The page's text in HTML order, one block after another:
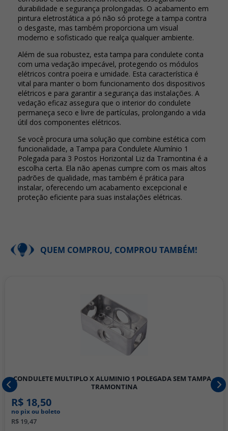
durabilidade e segurança prolongadas. O acabamento em
pintura eletrostática a pó não só protege a tampa contra
o desgaste, mas também proporciona um visual
moderno e sofisticado que realça qualquer ambiente.
Além de sua robustez, esta tampa para condulete conta
com uma vedação impecável, protegendo os módulos
elétricos contra poeira e umidade. Esta característica é
vital para manter o bom funcionamento dos dispositivos
elétricos e para garantir a segurança das instalações. A
vedação eficaz assegura que o interior do condulete
permaneça seco e livre de partículas, prolongando a vida
útil dos componentes elétricos.
Se você procura uma solução que combine estética com
funcionalidade, a Tampa para Condulete Alumínio 1
Polegada para 3 Postos Horizontal Liz da Tramontina é a
escolha certa. Ela não apenas cumpre com os mais altos
padrões de qualidade, mas também é prática para
instalar, oferecendo um acabamento excepcional e
proteção eficiente para suas instalações elétricas.
QUEM COMPROU, COMPROU TAMBÉM!
CONDULETE MULTIPLO X ALUMINIO 1 POLEGADA SEM TAMPA -
TRAMONTINA
R$ 18,50
no pix ou boleto
R$ 19,47